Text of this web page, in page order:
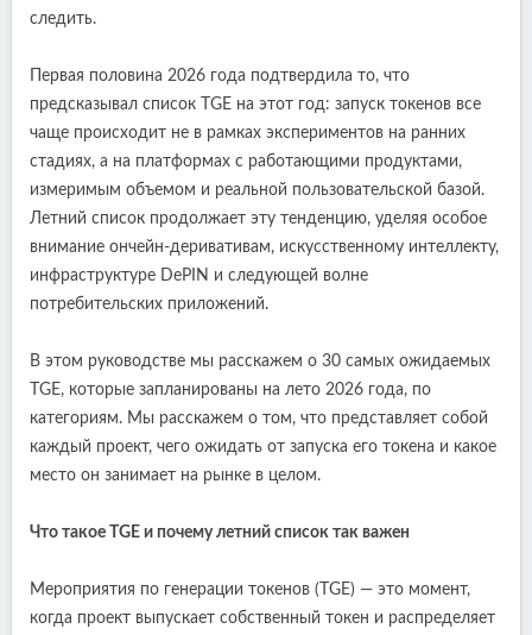
следить.
Первая половина 2026 года подтвердила то, что
предсказывал список TGE на этот год: запуск токенов все
чаще происходит не в рамках экспериментов на ранних
стадиях, а на платформах с работающими продуктами,
измеримым объемом и реальной пользовательской базой.
Летний список продолжает эту тенденцию, уделяя особое
внимание ончейн-деривативам, искусственному интеллекту,
инфраструктуре DePIN и следующей волне
потребительских приложений.
В этом руководстве мы расскажем о 30 самых ожидаемых
TGE, которые запланированы на лето 2026 года, по
категориям. Мы расскажем о том, что представляет собой
каждый проект, чего ожидать от запуска его токена и какое
место он занимает на рынке в целом.
Что такое TGE и почему летний список так важен
Мероприятия по генерации токенов (TGE) — это момент,
когда проект выпускает собственный токен и распределяет